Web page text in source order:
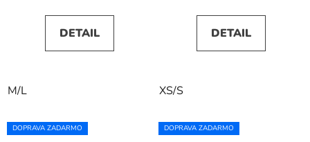
DETAIL
M/L
DETAIL
XS/S
DOPRAVA ZADARMO DOPRAVA ZADARMO